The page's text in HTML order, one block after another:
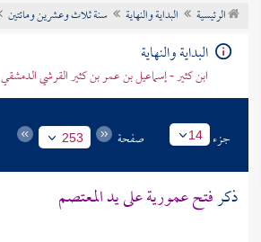
تراجم الأعلام
الرئيسية البداية والنهاية سنة ثلاث وعشرين ومائتين
البداية والنهاية
ابن كثير - إسماعيل بن عمر بن كثير القرشي الدمشقي
جزء 14 صفحة 253
ذكرفتحعموريةعلى يدالمعتصم